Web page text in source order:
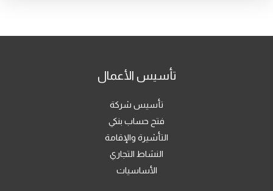
تأسيس الأعمال
تأسيس شركة
فتح حساب بنكي
التأشيرة والإقامة
النشاط التجاري
الأساسيات